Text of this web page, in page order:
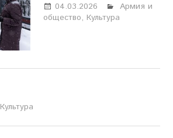
04.03.2026
Марина
Щербакова
Армия и
общество, Культура
Настя Свиридова
Культура